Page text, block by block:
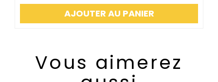
AJOUTER AU PANIER
Vous aimerez